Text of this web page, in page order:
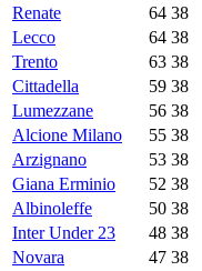
Renate
64 38
Lecco
64 38
Trento
63 38
Cittadella
59 38
Lumezzane
56 38
Alcione Milano
55 38
Arzignano
53 38
Giana Erminio
52 38
Albinoleffe
50 38
Inter Under 23
48 38
Novara
47 38